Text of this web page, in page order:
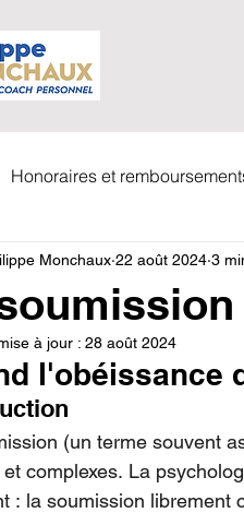
Honoraires et
Vidéo
/ Enfants Webinaire
Coaching Livre
Monchaux 22 août 2024 3
à jour : 28 août 2024
l'obéissance
(un terme souvent
complexes. La
: la soumission librement